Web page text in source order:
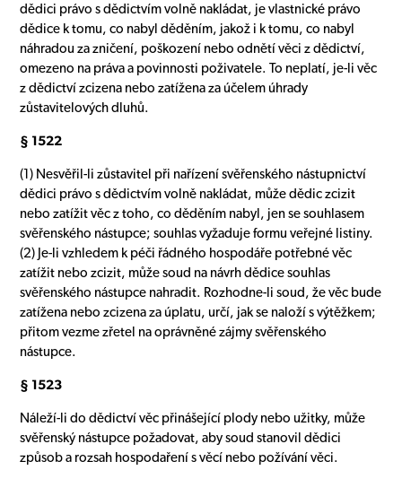
dědici právo s dědictvím volně nakládat, je vlastnické právo
dědice k tomu, co nabyl děděním, jakož i k tomu, co nabyl
náhradou za zničení, poškození nebo odnětí věci z dědictví,
omezeno na práva a povinnosti poživatele. To neplatí, je-li věc
z dědictví zcizena nebo zatížena za účelem úhrady
zůstavitelových dluhů.
§ 1522
(1) Nesvěřil-li zůstavitel při nařízení svěřenského nástupnictví
dědici právo s dědictvím volně nakládat, může dědic zcizit
nebo zatížit věc z toho, co děděním nabyl, jen se souhlasem
svěřenského nástupce; souhlas vyžaduje formu veřejné listiny.
(2) Je-li vzhledem k péči řádného hospodáře potřebné věc
zatížit nebo zcizit, může soud na návrh dědice souhlas
svěřenského nástupce nahradit. Rozhodne-li soud, že věc bude
zatížena nebo zcizena za úplatu, určí, jak se naloží s výtěžkem;
přitom vezme zřetel na oprávněné zájmy svěřenského
nástupce.
§ 1523
Náleží-li do dědictví věc přinášející plody nebo užitky, může
svěřenský nástupce požadovat, aby soud stanovil dědici
způsob a rozsah hospodaření s věcí nebo požívání věci.